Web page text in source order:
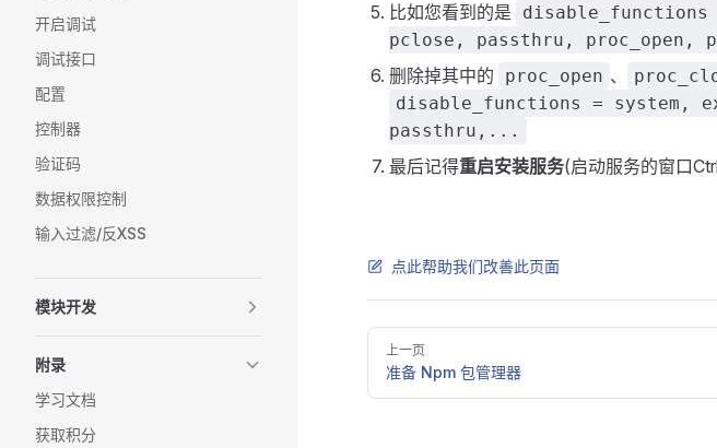
开启调试
调试接口
配置
控制器
验证码
数据权限控制
输入过滤/反XSS
模块开发
附录
学习文档
获取积分
比如您看到的是
disable_functions
pclose, passthru, proc_open,
删除掉其中的 proc_open 、
disable_functions = system,
passthru,...
最后记得重启安装服务(启动服务的窗口
点此帮助我们改善此页面
Pager
上一页
准备 Npm 包管理器